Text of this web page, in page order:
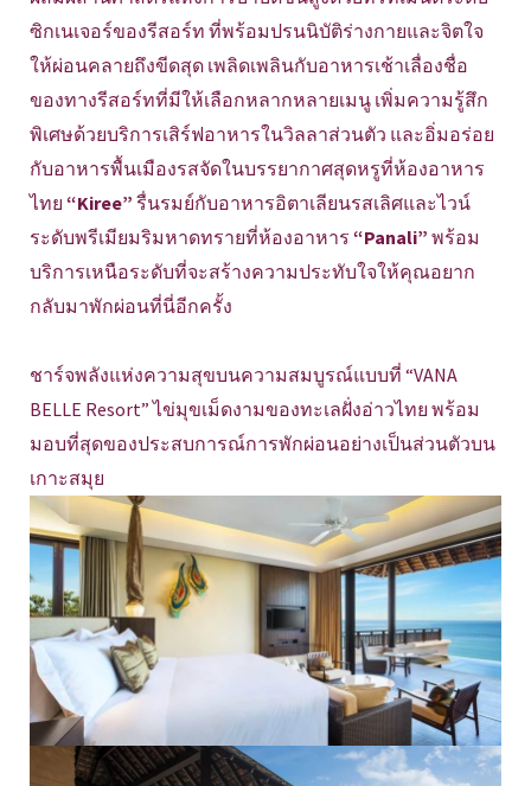
ซิกเนเจอร์ของรีสอร์ท ที่พร้อมปรนนิบัติร่างกายและจิตใจ
ให้ผ่อนคลายถึงขีดสุด เพลิดเพลินกับอาหารเช้าเลื่องชื่อ
ของทางรีสอร์ทที่มีให้เลือกหลากหลายเมนู เพิ่มความรู้สึก
พิเศษด้วยบริการเสิร์ฟอาหารในวิลลาส่วนตัว และอิ่มอร่อย
กับอาหารพื้นเมืองรสจัดในบรรยากาศสุดหรูที่ห้องอาหาร
ไทย “Kiree” รื่นรมย์กับอาหารอิตาเลียนรสเลิศและไวน์
ระดับพรีเมียมริมหาดทรายที่ห้องอาหาร “Panali” พร้อม
บริการเหนือระดับที่จะสร้างความประทับใจให้คุณอยาก
กลับมาพักผ่อนที่นี่อีกครั้ง
ชาร์จพลังแห่งความสุขบนความสมบูรณ์แบบที่ “VANA
BELLE Resort” ไข่มุขเม็ดงามของทะเลฝั่งอ่าวไทย พร้อม
มอบที่สุดของประสบการณ์การพักผ่อนอย่างเป็นส่วนตัวบน
เกาะสมุย